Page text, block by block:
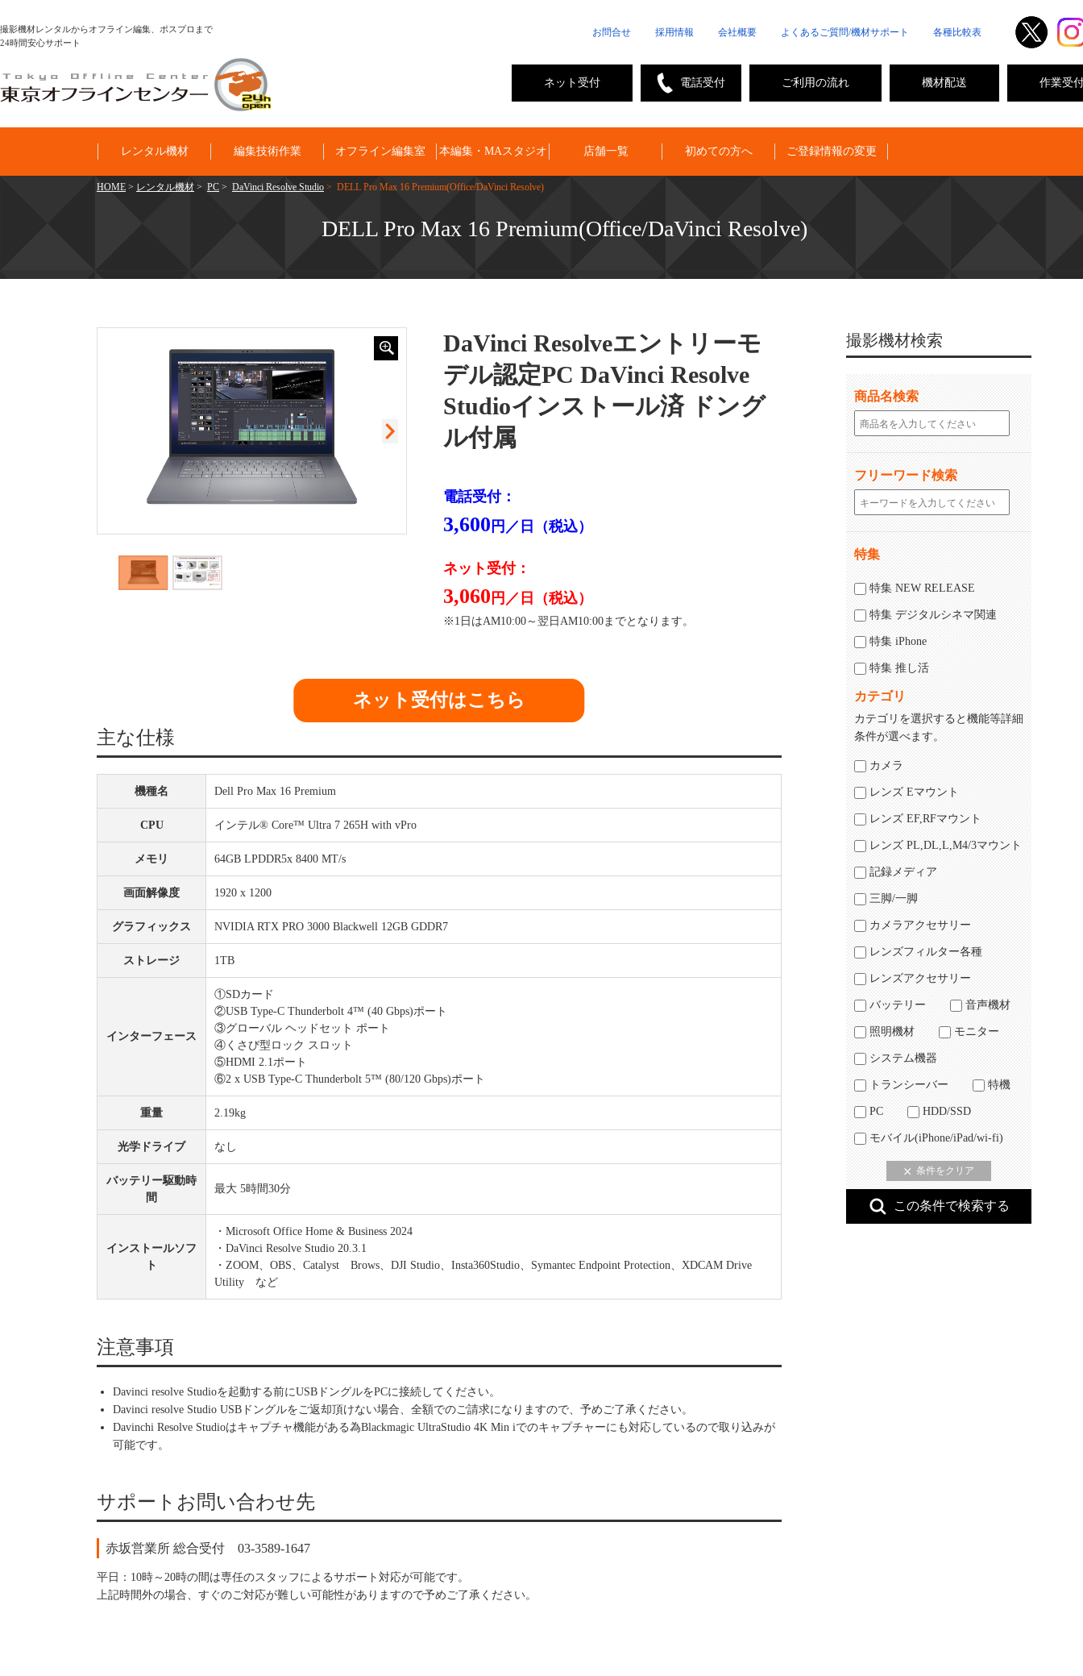
撮影機材レンタルからオフライン編集、ポスプロまで
24時間安心サポート
お問合せ 採用情報 会社概要 よくあるご質問/機材サポート 各種比較表
作業受
機材配送
ご利用の流れ
電話受付
ネット受付
レンタル機材 編集技術作業 オフライン編集室 本編集・MAスタジオ 店舗一覧 初めての方へ ご登録情報の変更
HOME > レンタル機材 > PC > DaVinci Resolve Studio > DELL Pro Max 16 Premium(Office/DaVinci Resolve)
DELL Pro Max 16 Premium(Office/DaVinci Resolve)
DaVinci Resolveエントリーモ
デル認定PC DaVinci Resolve
Studioインストール済 ドング
ル付属
電話受付：
3,600 円／日（税込）
ネット受付：
3,060 円／日（税込）
※1日はAM10:00～翌日AM10:00までとなります。
ネット受付はこちら
主な仕様
機種名 Dell Pro Max 16 Premium
CPU インテル® Core™ Ultra 7 265H with vPro
メモリ 64GB LPDDR5x 8400 MT/s
画面解像度 1920 x 1200
グラフィックス NVIDIA RTX PRO 3000 Blackwell 12GB GDDR7
ストレージ 1TB
インターフェース
①SDカード
②USB Type-C Thunderbolt 4™ (40 Gbps)ポート
③グローバル ヘッドセット ポート
④くさび型ロック スロット
⑤HDMI 2.1ポート
⑥2 x USB Type-C Thunderbolt 5™ (80/120 Gbps)ポート
重量 2.19kg
光学ドライブ なし
バッテリー駆動時
間
最大 5時間30分
インストールソフ
ト
・Microsoft Office Home & Business 2024
・DaVinci Resolve Studio 20.3.1
・ZOOM、OBS、Catalyst Brows、DJI Studio、Insta360Studio、Symantec Endpoint Protection、XDCAM Drive
Utility など
注意事項
Davinci resolve Studioを起動する前にUSBドングルをPCに接続してください。
Davinci resolve Studio USBドングルをご返却頂けない場合、全額でのご請求になりますので、予めご了承ください。
Davinchi Resolve Studioはキャプチャ機能がある為Blackmagic UltraStudio 4K Min iでのキャプチャーにも対応しているので取り込みが
可能です。
サポートお問い合わせ先
赤坂営業所 総合受付 03-3589-1647
平日：10時～20時の間は専任のスタッフによるサポート対応が可能です。
上記時間外の場合、すぐのご対応が難しい可能性がありますので予めご了承ください。
撮影機材検索
商品名検索
フリーワード検索
特集
特集 NEW RELEASE
特集 デジタルシネマ関連
特集 iPhone
特集 推し活
カテゴリ
カテゴリを選択すると機能等詳細
条件が選べます。
カメラ
レンズ Eマウント
レンズ EF,RFマウント
レンズ PL,DL,L,M4/3マウント
記録メディア
三脚/一脚
カメラアクセサリー
レンズフィルター各種
レンズアクセサリー
バッテリー 音声機材
照明機材 モニター
システム機器
トランシーバー 特機
PC HDD/SSD
モバイル(iPhone/iPad/wi-fi)